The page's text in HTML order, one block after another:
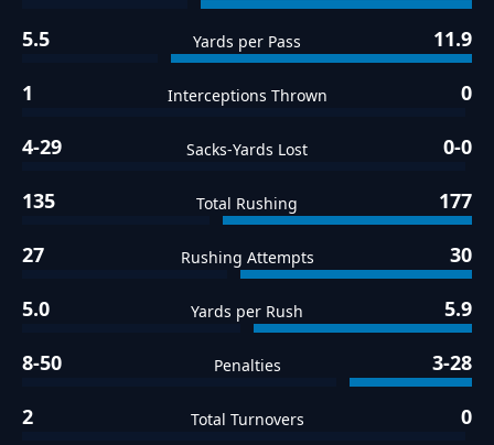
5.5 Yards per Pass 11.9
1 Interceptions Thrown 0
4-29 Sacks-Yards Lost 0-0
135 Total Rushing 177
27 Rushing Attempts 30
5.0 Yards per Rush 5.9
8-50 Penalties 3-28
2 Total Turnovers 0